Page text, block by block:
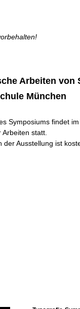
Arbeiten von
München
Sym­po­siums findet
statt.
der Ausstel­lung ist